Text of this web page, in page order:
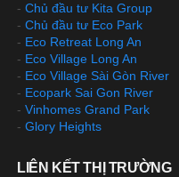
- Chủ đầu tư Kita Group
- Chủ đầu tư Eco Park
- Eco Retreat Long An
- Eco Village Long An
- Eco Village Sài Gòn River
- Ecopark Sai Gon River
- Vinhomes Grand Park
- Glory Heights
LIÊN KẾT THỊ TRƯỜNG